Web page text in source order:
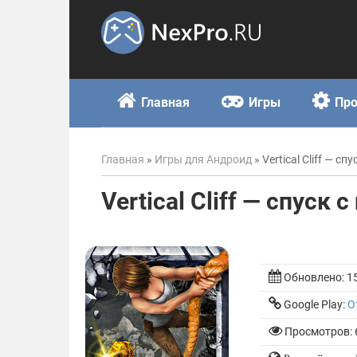
Главная Игры
Главная » Игры для Андроид » Vertical Cliff —
Vertical Cliff — спуск с
Обновлено:
Google Play:
Просмотров: